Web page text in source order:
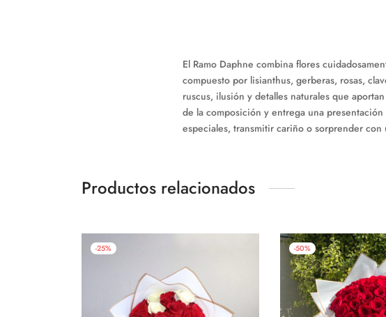
El Ramo Daphne combina flores
compuesto por lisianthus, gerberas, rosas,
ruscus, ilusión y detalles naturales que
de la composición y entrega una
especiales, transmitir cariño o sorprender
Productos relacionados
-25% -50%